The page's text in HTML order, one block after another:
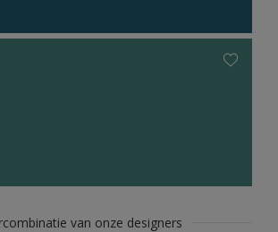
van onze designers